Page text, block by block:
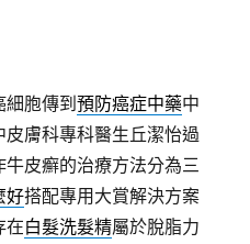
細胞傳到預防癌症中藥中
膚科專科醫生丘潔怡過
牛皮癬的治療方法分為三
好搭配專用大賞解決方案
在白髮洗髮精屬於脫脂力